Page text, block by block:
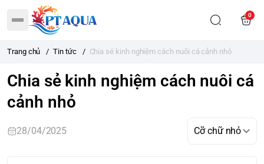
0
Trang chủ / Tin tức / Chia sẻ kinh nghiệm cách nuôi cá cảnh nhỏ
Chia sẻ kinh nghiệm cách nuôi cá
cảnh nhỏ
28/04/2025